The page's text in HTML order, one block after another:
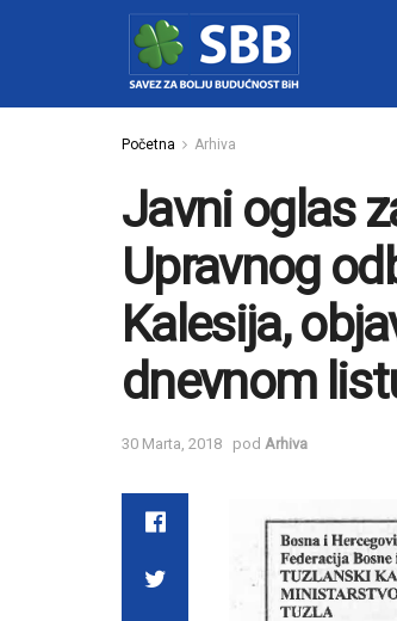
Početna Arhiva
Javni oglas
Upravnog
Kalesija,
dnevnom
30 Marta, 2018 pod Arhiva